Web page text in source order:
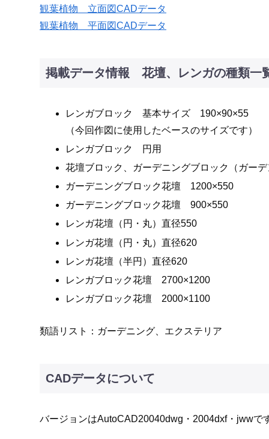
観葉植物 立面図CADデータ
観葉植物 平面図CADデータ
掲載データ情報 花壇、レンガの種類一
レンガブロック 基本サイズ 190×90×55
（今回作図に使用したベースのサイズです）
レンガブロック 円用
花壇ブロック、ガーデニングブロック（ガーデ
ガーデニングブロック花壇 1200×550
ガーデニングブロック花壇 900×550
レンガ花壇（円・丸）直径550
レンガ花壇（円・丸）直径620
レンガ花壇（半円）直径620
レンガブロック花壇 2700×1200
レンガブロック花壇 2000×1100
類語リスト：ガーデニング、エクステリア
CADデータについて
バージョンはAutoCAD20040dwg・2004dxf・jwwで